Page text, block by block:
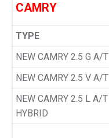
CAMRY
TYPE
NEW CAMRY 2.5 G A/T
NEW CAMRY 2.5 V A/T
NEW CAMRY 2.5 L A/T
HYBRID